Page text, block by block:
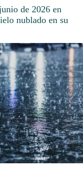
de 2026 en
nublado en su